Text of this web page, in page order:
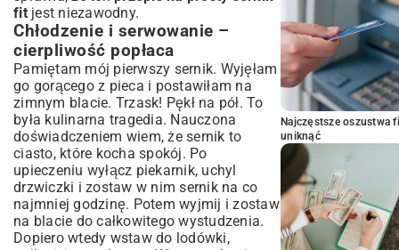
fitjest niezawodny.
Chłodzenie i serwowanie –
cierpliwość popłaca
Pamiętam mój pierwszy sernik. Wyjęłam
go gorącego z pieca i postawiłam na
zimnym blacie. Trzask! Pękł na pół. To
była kulinarna tragedia. Nauczona
doświadczeniem wiem, że sernik to
ciasto, które kocha spokój. Po
upieczeniu wyłącz piekarnik, uchyl
drzwiczki i zostaw w nim sernik na co
najmniej godzinę. Potem wyjmij i zostaw
na blacie do całkowitego wystudzenia.
Dopiero wtedy wstaw do lodówki,
Najczęstsze oszustwa
uniknąć